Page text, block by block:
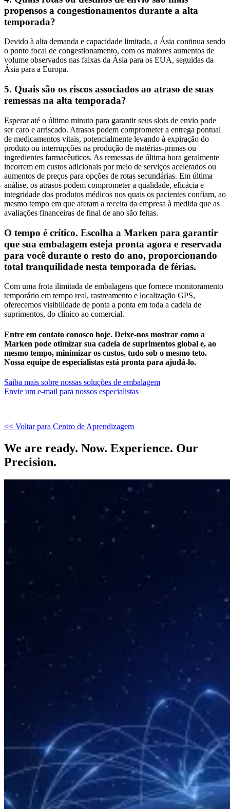
propensos a congestionamentos durante a alta
temporada?
Devido à alta demanda e capacidade limitada, a Ásia continua sendo
o ponto focal de congestionamento, com os maiores aumentos de
volume observados nas faixas da Ásia para os EUA, seguidas da
Ásia para a Europa.
5. Quais são os riscos associados ao atraso de suas
remessas na alta temporada?
Esperar até o último minuto para garantir seus slots de envio pode
ser caro e arriscado. Atrasos podem comprometer a entrega pontual
de medicamentos vitais, potencialmente levando à expiração do
produto ou interrupções na produção de matérias-primas ou
ingredientes farmacêuticos. As remessas de última hora geralmente
incorrem em custos adicionais por meio de serviços acelerados ou
aumentos de preços para opções de rotas secundárias. Em última
análise, os atrasos podem comprometer a qualidade, eficácia e
integridade dos produtos médicos nos quais os pacientes confiam, ao
mesmo tempo em que afetam a receita da empresa à medida que as
avaliações financeiras de final de ano são feitas.
O tempo é crítico. Escolha a Marken para garantir
que sua embalagem esteja pronta agora e reservada
para você durante o resto do ano, proporcionando
total tranquilidade nesta temporada de férias.
Com uma frota ilimitada de embalagens que fornece monitoramento
temporário em tempo real, rastreamento e localização GPS,
oferecemos visibilidade de ponta a ponta em toda a cadeia de
suprimentos, do clínico ao comercial.
Entre em contato conosco hoje. Deixe-nos mostrar como a
Marken pode otimizar sua cadeia de suprimentos global e, ao
mesmo tempo, minimizar os custos, tudo sob o mesmo teto.
Nossa equipe de especialistas está pronta para ajudá-lo.
Saiba mais sobre nossas soluções de embalagem
Envie um e-mail para nossos especialistas
<< Voltar para Centro de Aprendizagem
We are ready. Now. Experience. Our
Precision.